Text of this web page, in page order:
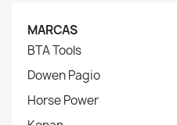
MARCAS
BTA Tools
Dowen Pagio
Horse Power